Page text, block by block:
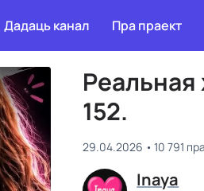
Дадаць канал Пра праект
152.
29.04.2026 10 791
Inaya